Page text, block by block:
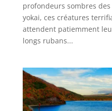
profondeurs sombres
yokai, ces créatures
attendent patiemment
longs rubans...